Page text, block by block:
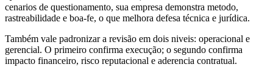
cenarios de questionamento, sua empresa demonstra metodo,
rastreabilidade e boa-fe, o que melhora defesa técnica e jurídica.
Também vale padronizar a revisão em dois niveis: operacional e
gerencial. O primeiro confirma execução; o segundo confirma
impacto financeiro, risco reputacional e aderencia contratual.